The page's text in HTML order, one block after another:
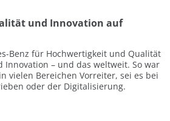
und Innovation auf
Benz für Hochwertigkeit und Qualität
– und das weltweit. So war
vielen Bereichen Vorreiter, sei es bei
oder der Digitalisierung.